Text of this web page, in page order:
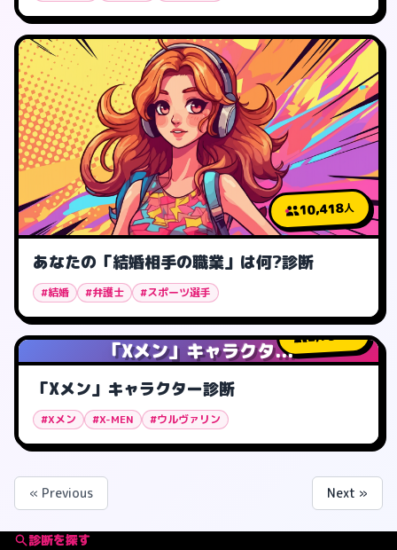
10,418人
あなたの「結婚相手の職業」は何?診断
#結婚 #弁護士 #スポーツ選手
「Xメン」キャラクタ...
2,736人
「Xメン」キャラクター診断
#Xメン #X-MEN #ウルヴァリン
« Previous Next »
診断を探す